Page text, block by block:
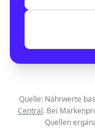
Quelle: Nährwerte
Central. Bei
Quellen